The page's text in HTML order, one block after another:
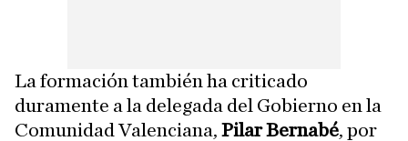
La formación también ha criticado
duramente a la delegada del Gobierno en la
Comunidad Valenciana, Pilar Bernabé, por